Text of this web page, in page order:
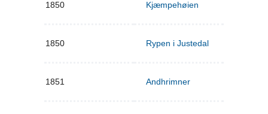
1850 Kjæmpehøien
1850 Rypen i Justedal
1851 Andhrimner